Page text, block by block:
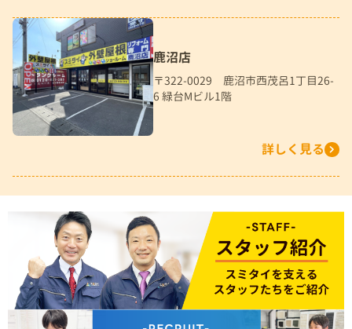
鹿沼店
〒322-0029 鹿沼市西茂呂1丁目26-
6 緑台Mビル1階
詳しく見る